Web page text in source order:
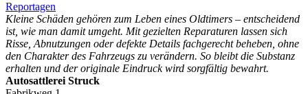
Reportagen
Kleine Schäden gehören zum Leben eines Oldtimers – entscheidend
ist, wie man damit umgeht. Mit gezielten Reparaturen lassen sich
Risse, Abnutzungen oder defekte Details fachgerecht beheben, ohne
den Charakter des Fahrzeugs zu verändern. So bleibt die Substanz
erhalten und der originale Eindruck wird sorgfältig bewahrt.
Autosattlerei Struck